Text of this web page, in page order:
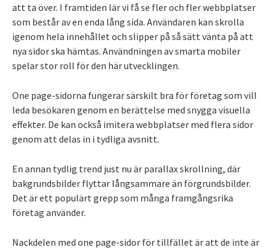
att ta över. I framtiden lär vi få se fler och fler webbplatser
som består av en enda lång sida. Användaren kan skrolla
igenom hela innehållet och slipper på så sätt vänta på att
nya sidor ska hämtas. Användningen av smarta mobiler
spelar stor roll för den här utvecklingen.
One page-sidorna fungerar särskilt bra för företag som vill
leda besökaren genom en berättelse med snygga visuella
effekter. De kan också imitera webbplatser med flera sidor
genom att delas in i tydliga avsnitt.
En annan tydlig trend just nu är parallax skrollning, där
bakgrundsbilder flyttar långsammare än förgrundsbilder.
Det är ett populärt grepp som många framgångsrika
företag använder.
Nackdelen med one page-sidor för tillfället är att de inte är